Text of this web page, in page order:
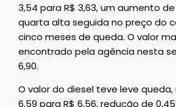
3,54 para R$ 3,63, um aumento de
quarta alta seguida no preço do
cinco meses de queda. O valor
encontrado pela agência nesta
6,90.
O valor do diesel teve leve queda,
6,59 para R$ 6,56, redução de